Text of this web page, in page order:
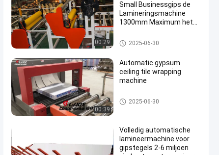
00:29
Small Businessgips de
Lamineringsmachine
1300mm Maximum het
Volledig Automatische Lamin
eringsmachine
2025-06-30
00:39
Automatic gypsum
ceiling tile wrapping
machine
Volledig Automatische Lamin
eringsmachine
2025-06-30
Volledig automatische
lamineermachine voor
gipstegels 2-6 miljoen